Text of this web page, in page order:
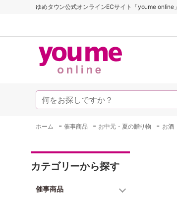
ゆめタウン公式オンラインECサイト「youme online」
ホーム -催事商品 - お中元・夏の贈り物 - お酒
カテゴリーから探す
催事商品